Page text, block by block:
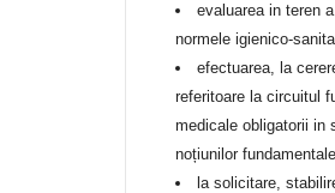
evaluarea in teren
normele igienico-
efectuarea, la
referitoare la circuitul
medicale obligatorii in
noțiunilor
la solicitare,